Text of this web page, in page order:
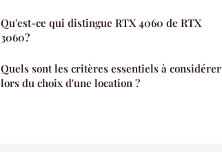
Qu'est-ce qui distingue RTX 4060 de RTX
3060?
Quels sont les critères essentiels à considérer
lors du choix d'une location ?